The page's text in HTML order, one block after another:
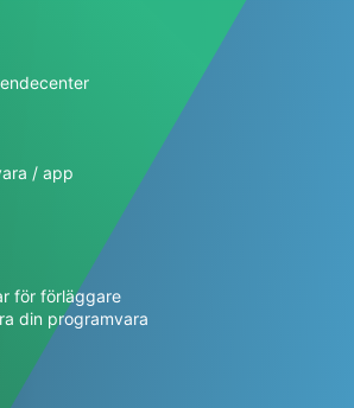
/ app
för förläggare
din programvara